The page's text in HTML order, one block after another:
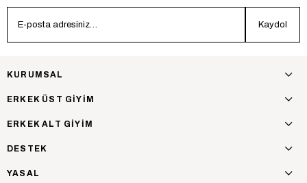
Kaydol
KURUMSAL
ERKEK ÜST GİYİM
ERKEK ALT GİYİM
DESTEK
YASAL